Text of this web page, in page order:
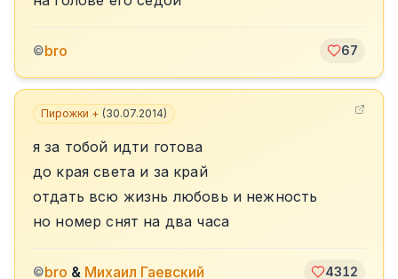
©bro 67
Пирожки + (30.07.2014)
я за тобой идти готова
до края света и за край
отдать всю жизнь любовь и нежность
но номер снят на два часа
©bro & Михаил Гаевский 4312